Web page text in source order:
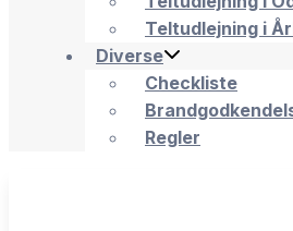
Teltudlejning i
Diverse
Checkliste
Regler